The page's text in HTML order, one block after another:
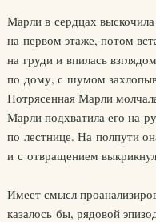
Марли в сердцах
на первом этаже, потом
на груди и впилась
по дому, с шумом
Потрясенная Марли
Марли подхватила его на
по лестнице. На полпути
и с отвращением
Имеет смысл
казалось бы, рядовой